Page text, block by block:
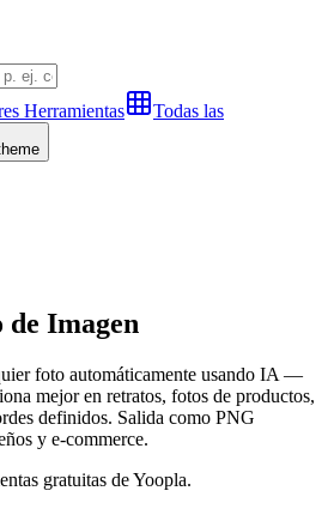
Herramientas
Todas las
Imagen
foto automáticamente usando IA —
mejor en retratos, fotos de productos,
definidos. Salida como PNG
y e-commerce.
gratuitas de Yoopla.